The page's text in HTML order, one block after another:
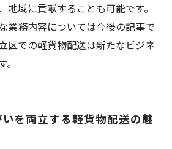
地域に貢献することも可能です。
業務内容については今後の記事で
区での軽貨物配送は新たなビジネ
を両立する軽貨物配送の魅